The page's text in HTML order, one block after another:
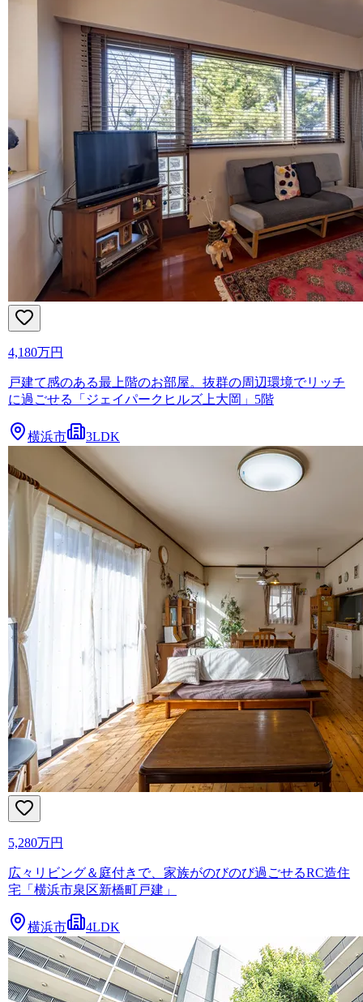
4,180万円
戸建て感のある最上階のお部屋。抜群の周辺環境でリッチ
に過ごせる「ジェイパークヒルズ上大岡」5階
横浜市 3LDK
5,280万円
広々リビング＆庭付きで、家族がのびのび過ごせるRC造住
宅「横浜市泉区新橋町戸建」
横浜市 4LDK